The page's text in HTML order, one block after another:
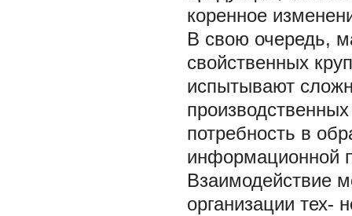
коренное
В свою очередь,
свойственных
испытывают
потребность в
информационной
Взаимодействие
организации тех-